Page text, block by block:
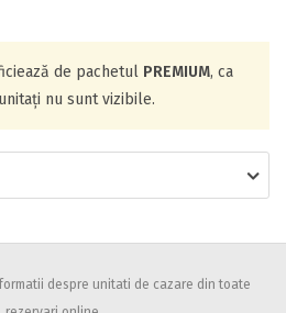
de pachetul PREMIUM, ca
nu sunt vizibile.
despre unitati de cazare din toate